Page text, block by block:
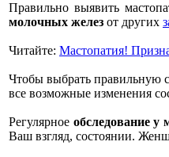
Правильно выявить
молочных желез от других
Читайте: Мастопатия!
Чтобы выбрать правильную
все возможные изменения
Регулярное обследование у
Ваш взгляд, состоянии.